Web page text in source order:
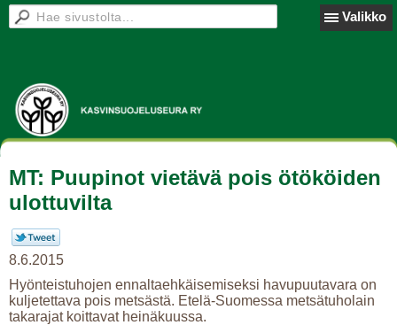
Valikko
MT: Puupinot vietävä pois ötököiden
ulottuvilta
8.6.2015
Hyönteistuhojen ennaltaehkäisemiseksi havupuutavara on
kuljetettava pois metsästä. Etelä-Suomessa metsätuholain
takarajat koittavat heinäkuussa.